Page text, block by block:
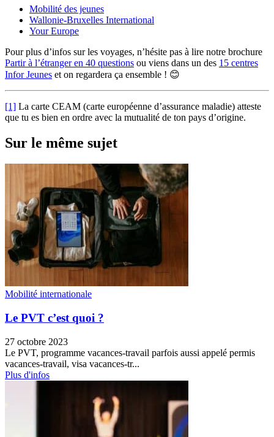
Mobilité des jeunes
Wallonie-Bruxelles International
Your Europe
Pour plus d’infos sur les voyages, n’hésite pas à lire notre brochure
Partir à l’étranger en 40 questions ou viens dans un des 15 centres
Infor Jeunes et on regardera ça ensemble ! 😊
[1] La carte CEAM (carte européenne d’assurance maladie) atteste
que tu es bien en ordre avec la mutualité de ton pays d’origine.
Sur le même sujet
Mobilité internationale
Le PVT c’est quoi ?
27 octobre 2023
Le PVT, programme vacances-travail parfois aussi appelé permis
vacances-travail, visa vacances-tr...
Plus d'infos